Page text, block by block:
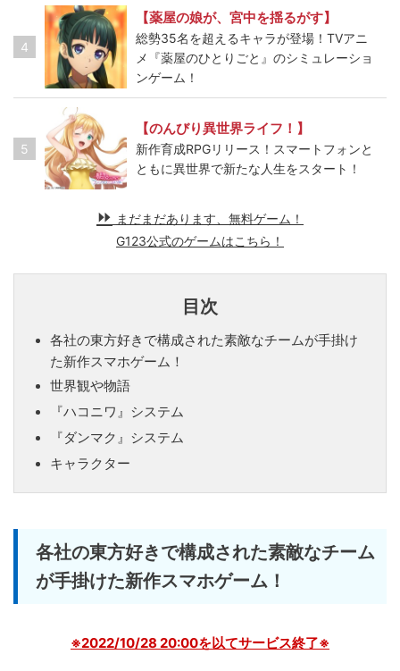
4
【薬屋の娘が、宮中を揺るがす】
総勢35名を超えるキャラが登場！TVアニ
メ『薬屋のひとりごと』のシミュレーショ
ンゲーム！
5
【のんびり異世界ライフ！】
新作育成RPGリリース！スマートフォンと
ともに異世界で新たな人生をスタート！
まだまだあります、無料ゲーム！
G123公式のゲームはこちら！
目次
各社の東方好きで構成された素敵なチームが手掛け
た新作スマホゲーム！
世界観や物語
『ハコニワ』システム
『ダンマク』システム
キャラクター
各社の東方好きで構成された素敵なチーム
が手掛けた新作スマホゲーム！
※2022/10/28 20:00を以てサービス終了※